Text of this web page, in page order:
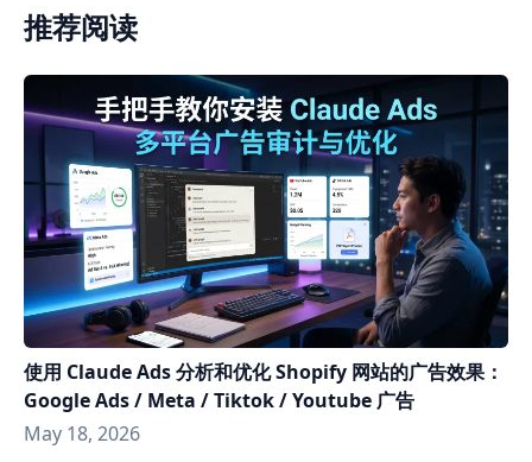
推荐阅读
使用 Claude Ads 分析和优化 Shopify 网站的广告效果：
Google Ads / Meta / Tiktok / Youtube 广告
May 18, 2026